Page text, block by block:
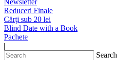
Newsletter
Reduceri Finale
Cărți sub 20 lei
Blind Date with a Book
Pachete
|
Search